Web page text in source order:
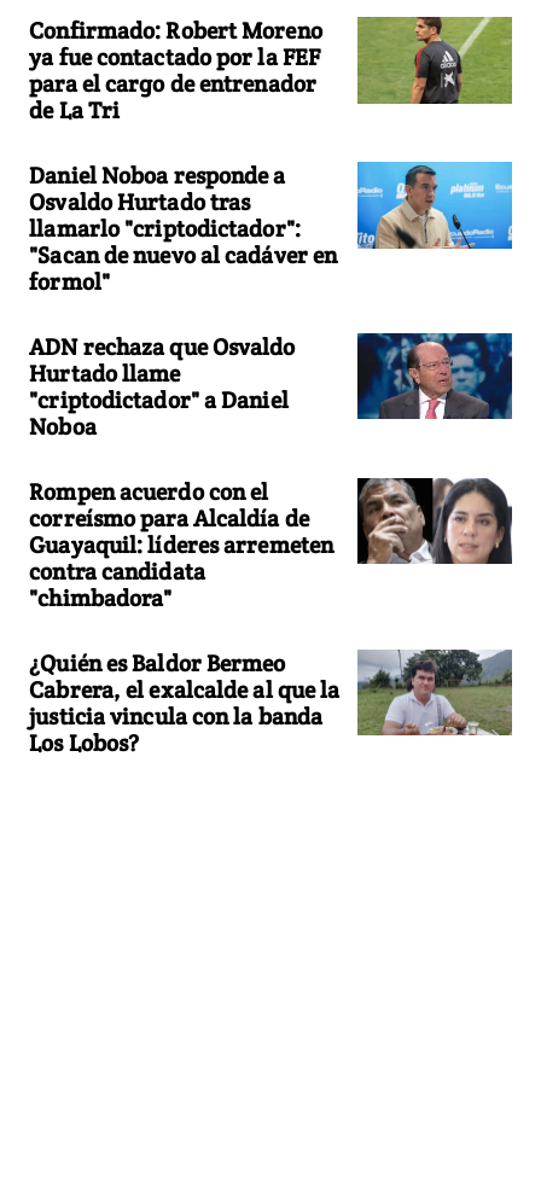
Confirmado: Robert Moreno
ya fue contactado por la FEF
para el cargo de entrenador
de La Tri
Daniel Noboa responde a
Osvaldo Hurtado tras
llamarlo "criptodictador":
"Sacan de nuevo al cadáver en
formol"
ADN rechaza que Osvaldo
Hurtado llame
"criptodictador" a Daniel
Noboa
Rompen acuerdo con el
correísmo para Alcaldía de
Guayaquil: líderes arremeten
contra candidata
"chimbadora"
¿Quién es Baldor Bermeo
Cabrera, el exalcalde al que la
justicia vincula con la banda
Los Lobos?